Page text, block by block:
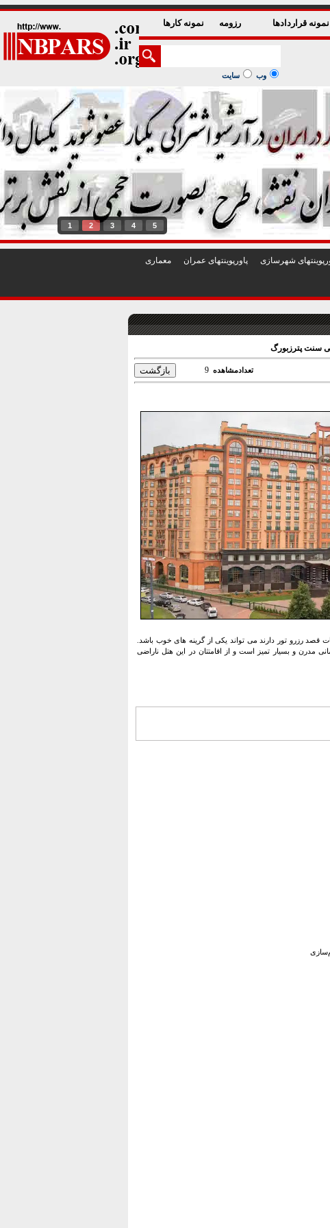
نمونه قراردادها رزومه نمونه کارها
وب سایت
1 2 3 4 5
شهرسازی پاورپوينتهای عمران معماری
سنت پترزبورگ
تعدادمشاهده 9
رزرو تور دارند می تواند یکی از گرینه های خوب باشد.
مدرن و بسیار تمیز است و از اقامتتان در این هتل ناراضی